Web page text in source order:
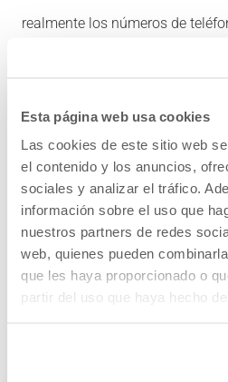
Esta página web usa cookies
Las cookies de este sitio web
el contenido y los anuncios,
sociales y analizar el tráfico.
información sobre el uso que
nuestros partners de redes
web, quienes pueden
que les haya proporcionado o
partir del uso que haya hecho
realmente los números de
comunicativo sino también
desde diferentes perspectivas,
posibles problemas
lleguen a afectar seriamente